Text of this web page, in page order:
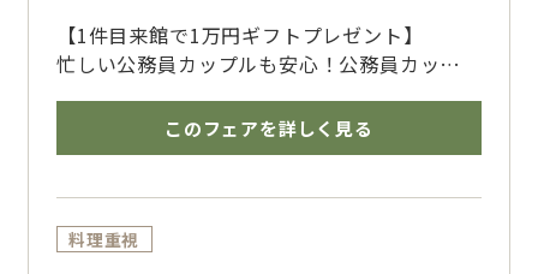
【1件目来館で1万円ギフトプレゼント】
忙しい公務員カップルも安心！公務員カップル
選ばれ続けてきたからこその、打ち合わせのし
やすさやお得な特典をそろえた結婚式プラン
お二人の希望をしっかり叶えながら、コストも
時間もスマートに！
このフェアを詳しく見る
料理重視